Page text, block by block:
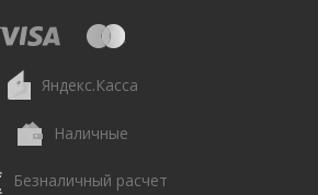
Яндекс.Касса
Наличные
Безналичный расчет